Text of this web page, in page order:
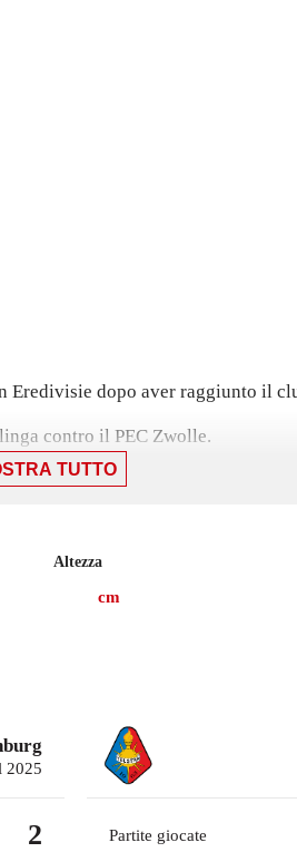
Eredivisie dopo aver raggiunto il
contro il PEC Zwolle.
l'Emmen, con cui non ha
TUTTO
Altezza
cm
2025
2 Partite giocate